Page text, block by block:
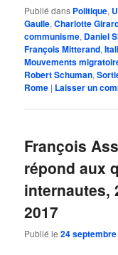
Publié dans Politique,
Gaulle,Charlotte
communisme, Daniel
François Mitterand,
Mouvements
Robert Schuman,
Rome | Laisser un
François
répond aux
internautes,
2017
Publié le24